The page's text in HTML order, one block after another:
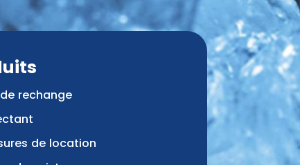
rechange
de location